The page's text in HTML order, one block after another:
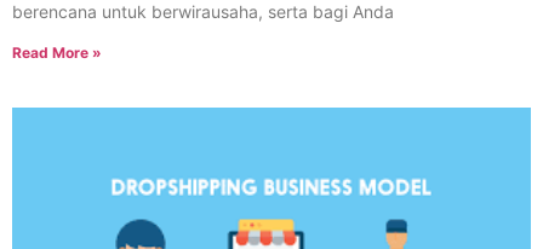
berencana untuk berwirausaha, serta bagi Anda
Read More »